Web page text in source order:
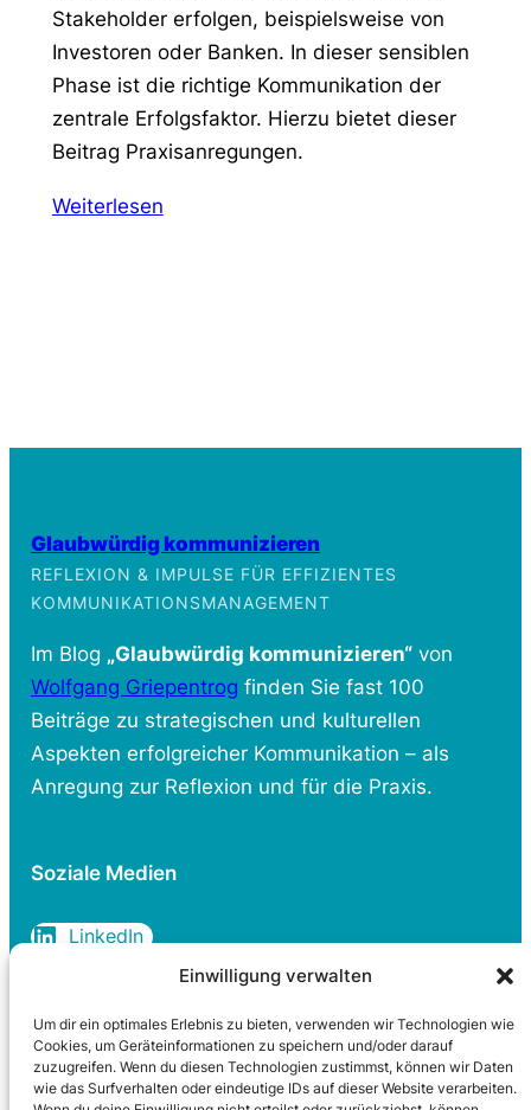
Einwilligung verwalten
Um dir ein optimales Erlebnis zu bieten, verwenden wir Technologien wie
Cookies, um Geräteinformationen zu speichern und/oder darauf
zuzugreifen. Wenn du diesen Technologien zustimmst, können wir Daten
wie das Surfverhalten oder eindeutige IDs auf dieser Website verarbeiten.
Stakeholder erfolgen, beispielsweise von
Investoren oder Banken. In dieser sensiblen
Phase ist die richtige Kommunikation der
zentrale Erfolgsfaktor. Hierzu bietet dieser
Beitrag Praxisanregungen.
Weiterlesen
Glaubwürdig kommunizieren
REFLEXION & IMPULSE FÜR EFFIZIENTES
KOMMUNIKATIONSMANAGEMENT
Im Blog „Glaubwürdig kommunizieren“von
Wolfgang Griepentrog finden Sie fast 100
Beiträge zu strategischen und kulturellen
Aspekten erfolgreicher Kommunikation – als
Anregung zur Reflexion und für die Praxis.
Soziale Medien
LinkedIn
Rechtliches
Datenschutzerklärung